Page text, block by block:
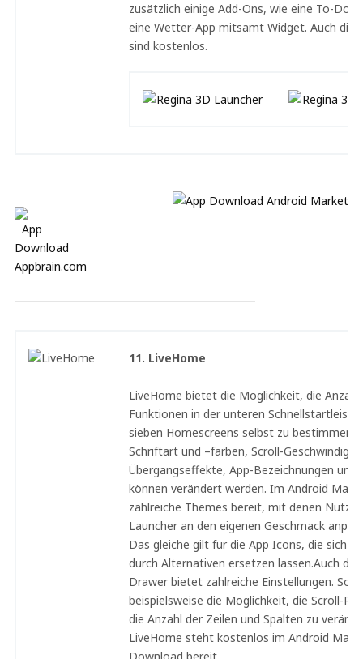
zusätzlich einige Add-Ons, wie eine To-Do-
eine Wetter-App mitsamt Widget. Auch die
sind kostenlos.
11. LiveHome
LiveHome bietet die Möglichkeit, die Anzahl
Funktionen in der unteren Schnellstartleiste
sieben Homescreens selbst zu bestimmen.
Schriftart und –farben, Scroll-
Übergangseffekte, App-Bezeichnungen und
können verändert werden. Im Android
zahlreiche Themes bereit, mit denen
Launcher an den eigenen Geschmack
Das gleiche gilt für die App Icons, die sich
durch Alternativen ersetzen lassen.Auch der
Drawer bietet zahlreiche Einstellungen. So
beispielsweise die Möglichkeit, die Scroll-
die Anzahl der Zeilen und Spalten zu
LiveHome steht kostenlos im Android